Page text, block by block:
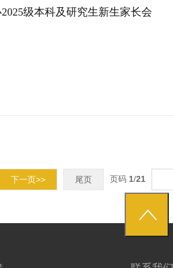
级本科及研究生新生家长会
下一页>> 尾页 页码 1/21